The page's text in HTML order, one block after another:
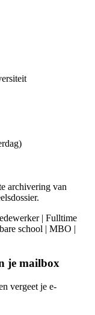
archivering van
| Fulltime
school | MBO |
je mailbox
vergeet je e-